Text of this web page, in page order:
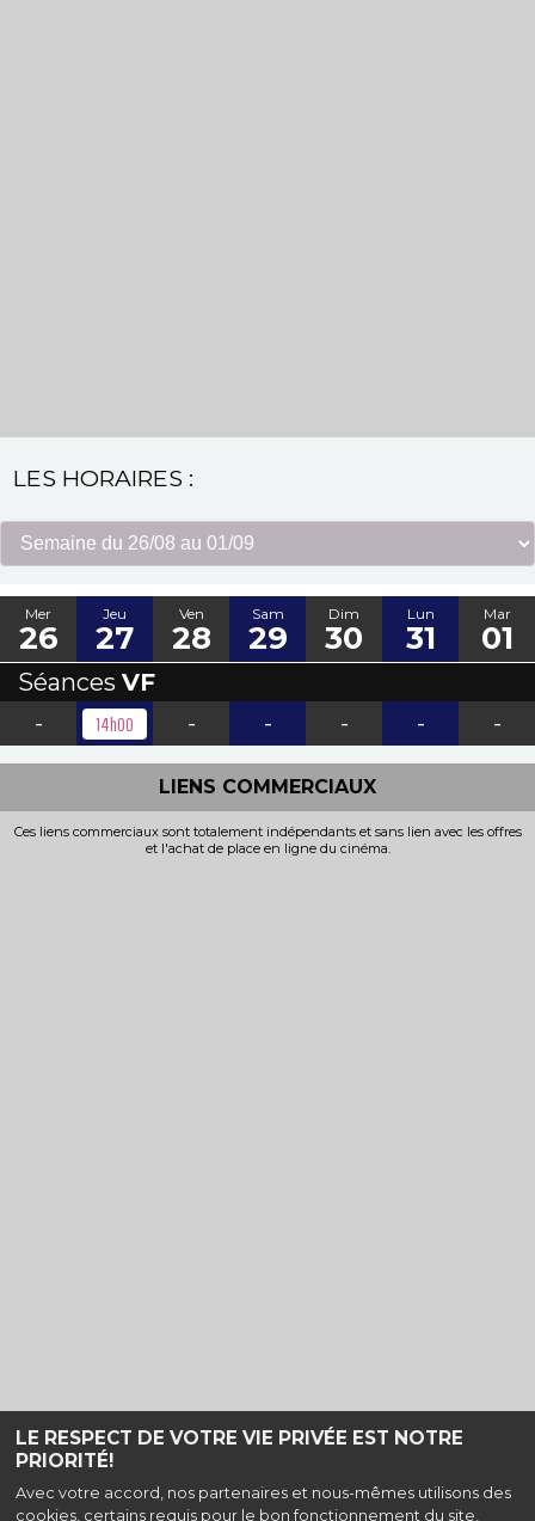
LE RESPECT DE VOTRE VIE PRIVÉE EST NOTRE
PRIORITÉ!
Avec votre accord, nos partenaires et nous-mêmes utilisons des
cookies, certains requis pour le bon fonctionnement du site,
LES HORAIRES :
Mer
26
Jeu
27
Ven
28
Sam
29
Dim
30
Lun
31
Mar
01
Séances VF
-
14h00 - - - - -
LIENS COMMERCIAUX
Ces liens commerciaux sont totalement indépendants et sans lien avec les offres
et l'achat de place en ligne du cinéma.
Haut de page